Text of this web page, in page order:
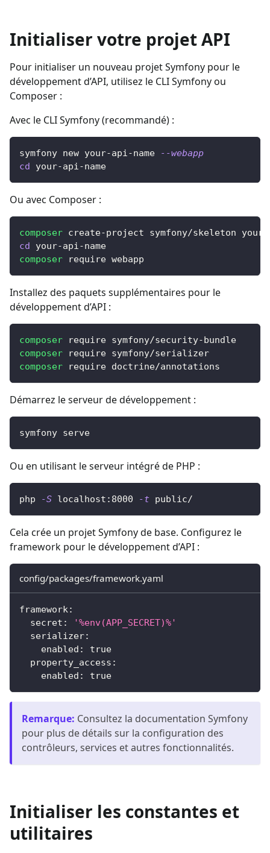
Initialiser votre projet API
Pour initialiser un nouveau projet Symfony pour le
développement d’API, utilisez le CLI Symfony ou
Composer :
Avec le CLI Symfony (recommandé) :
symfony new your-api-name
--webapp
cd your-api-name
Ou avec Composer :
composer create-project symfony/skeleton your-
cd your-api-name
composer require webapp
Installez des paquets supplémentaires pour le
développement d’API :
composer require symfony/security-bundle
composer require symfony/serializer
composer require doctrine/annotations
Démarrez le serveur de développement :
symfony serve
Ou en utilisant le serveur intégré de PHP :
php -S localhost:8000 -t public/
Cela crée un projet Symfony de base. Configurez le
framework pour le développement d’API :
config/packages/framework.yaml
framework :
secret :
'%env(APP_SECRET)%'
serializer:
enabled :
true
property_access :
enabled : true
Remarque: Consultez la documentation Symfony
pour plus de détails sur la configuration des
contrôleurs, services et autres fonctionnalités.
Initialiser les constantes et
utilitaires